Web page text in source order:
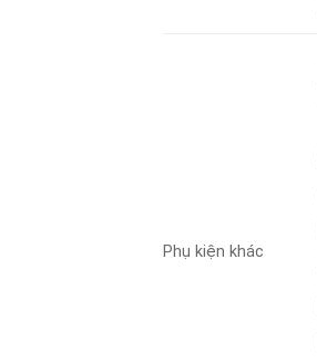
Phụ kiện khác